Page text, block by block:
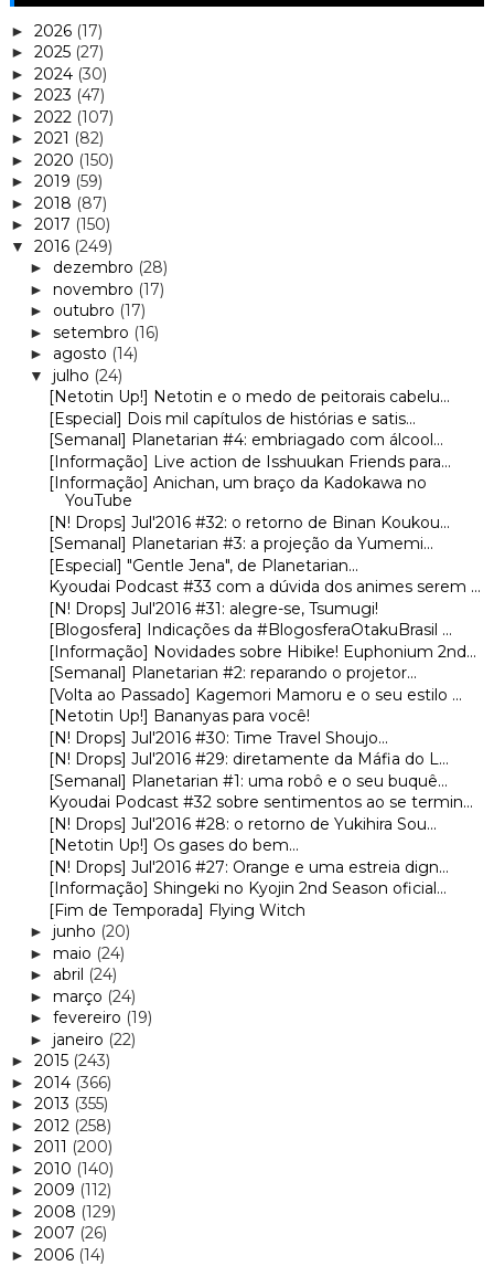
► 2026 (17)
► 2025 (27)
► 2024 (30)
► 2023 (47)
► 2022 (107)
► 2021 (82)
► 2020 (150)
► 2019 (59)
► 2018 (87)
► 2017 (150)
▼ 2016 (249)
► dezembro (28)
► novembro (17)
► outubro (17)
► setembro (16)
► agosto (14)
▼ julho (24)
[Netotin Up!] Netotin e o medo de peitorais cabelu...
[Especial] Dois mil capítulos de histórias e satis...
[Semanal] Planetarian #4: embriagado com álcool...
[Informação] Live action de Isshuukan Friends para...
[Informação] Anichan, um braço da Kadokawa no
YouTube
[N! Drops] Jul'2016 #32: o retorno de Binan Koukou...
[Semanal] Planetarian #3: a projeção da Yumemi...
[Especial] "Gentle Jena", de Planetarian...
Kyoudai Podcast #33 com a dúvida dos animes serem ...
[N! Drops] Jul'2016 #31: alegre-se, Tsumugi!
[Blogosfera] Indicações da #BlogosferaOtakuBrasil ...
[Informação] Novidades sobre Hibike! Euphonium 2nd...
[Semanal] Planetarian #2: reparando o projetor...
[Volta ao Passado] Kagemori Mamoru e o seu estilo ...
[Netotin Up!] Bananyas para você!
[N! Drops] Jul'2016 #30: Time Travel Shoujo...
[N! Drops] Jul'2016 #29: diretamente da Máfia do L...
[Semanal] Planetarian #1: uma robô e o seu buquê...
Kyoudai Podcast #32 sobre sentimentos ao se termin...
[N! Drops] Jul'2016 #28: o retorno de Yukihira Sou...
[Netotin Up!] Os gases do bem...
[N! Drops] Jul'2016 #27: Orange e uma estreia dign...
[Informação] Shingeki no Kyojin 2nd Season oficial...
[Fim de Temporada] Flying Witch
► junho (20)
► maio (24)
► abril (24)
► março (24)
► fevereiro (19)
► janeiro (22)
► 2015 (243)
► 2014 (366)
► 2013 (355)
► 2012 (258)
► 2011 (200)
► 2010 (140)
► 2009 (112)
► 2008 (129)
► 2007 (26)
► 2006 (14)